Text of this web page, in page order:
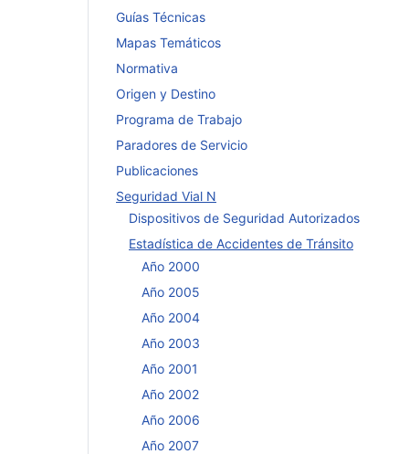
Guías Técnicas
Mapas Temáticos
Normativa
Origen y Destino
Programa de Trabajo
Paradores de Servicio
Publicaciones
Seguridad Vial N
Dispositivos de Seguridad Autorizados
Estadística de Accidentes de Tránsito
Año 2000
Año 2005
Año 2004
Año 2003
Año 2001
Año 2002
Año 2006
Año 2007